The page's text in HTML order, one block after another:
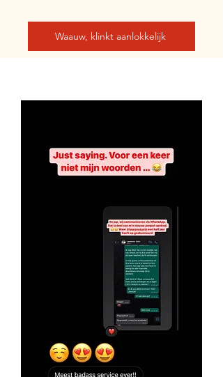
Waauw, klinkt aanlokkelijk